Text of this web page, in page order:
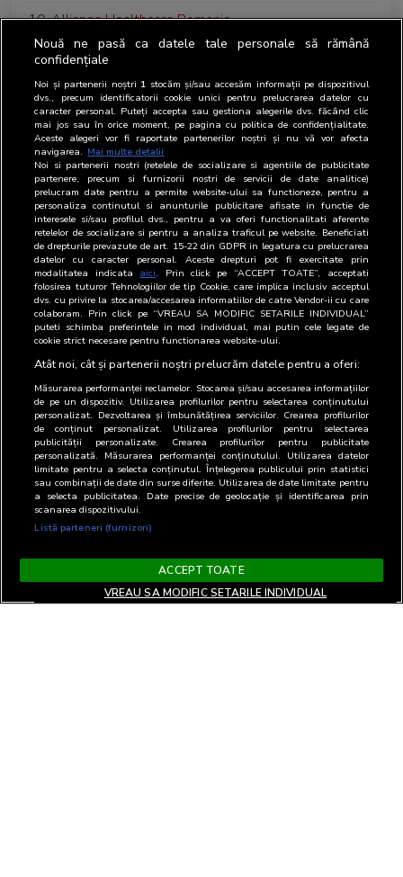
10 Alliance Healthcare Romania
SRL
-
11 Ana Online Solutions SRL
-
12 Ancore Media SRL
-
13 Anotimp Casa de Presa si
Editura SA
-
14 Antena 3 SA
-
15 Antena TV Group SA
-
16 Apulum 94 SRL
-
17 ARC MEDIA PUBLISHING S.R.L
-
18 Asociatia Digital Bridge -
Nouă ne pasă ca datele tale personale să rămână
confidențiale
Noi și partenerii noștri 1 stocăm și/sau accesăm informații pe dispozitivul
dvs., precum identificatorii cookie unici pentru prelucrarea datelor cu
caracter personal. Puteți accepta sau gestiona alegerile dvs. făcând clic
mai jos sau în orice moment, pe pagina cu politica de confidențialitate.
Aceste alegeri vor fi raportate partenerilor noștri și nu vă vor afecta
navigarea. Mai multe detalii
Noi si partenerii nostri (retelele de socializare si agentiile de publicitate
partenere, precum si furnizorii nostri de servicii de date analitice)
prelucram date pentru a permite website-ului sa functioneze, pentru a
personaliza continutul si anunturile publicitare afisate in functie de
interesele si/sau profilul dvs., pentru a va oferi functionalitati aferente
retelelor de socializare si pentru a analiza traficul pe website. Beneficiati
de drepturile prevazute de art. 15-22 din GDPR in legatura cu prelucrarea
datelor cu caracter personal. Aceste drepturi pot fi exercitate prin
modalitatea indicata aici. Prin click pe “ACCEPT TOATE”, acceptati
folosirea tuturor Tehnologiilor de tip Cookie, care implica inclusiv acceptul
dvs. cu privire la stocarea/accesarea informatiilor de catre Vendor-ii cu care
colaboram. Prin click pe “VREAU SA MODIFIC SETARILE INDIVIDUAL”
puteti schimba preferintele in mod individual, mai putin cele legate de
cookie strict necesare pentru functionarea website-ului.
Atât noi, cât și partenerii noștri prelucrăm datele pentru a oferi:
Măsurarea performanței reclamelor. Stocarea și/sau accesarea informațiilor
de pe un dispozitiv. Utilizarea profilurilor pentru selectarea conținutului
personalizat. Dezvoltarea și îmbunătățirea serviciilor. Crearea profilurilor
de conținut personalizat. Utilizarea profilurilor pentru selectarea
publicității personalizate. Crearea profilurilor pentru publicitate
personalizată. Măsurarea performanței conținutului. Utilizarea datelor
limitate pentru a selecta conținutul. Înțelegerea publicului prin statistici
sau combinații de date din surse diferite. Utilizarea de date limitate pentru
a selecta publicitatea. Date precise de geolocație și identificarea prin
scanarea dispozitivului.
Listă parteneri (furnizori)
ACCEPT TOATE
VREAU SA MODIFIC SETARILE INDIVIDUAL